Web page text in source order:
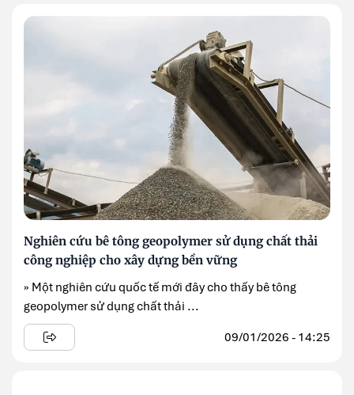
Nghiên cứu bê tông geopolymer sử dụng chất thải
công nghiệp cho xây dựng bền vững
» Một nghiên cứu quốc tế mới đây cho thấy bê tông
geopolymer sử dụng chất thải ...
09/01/2026 - 14:25